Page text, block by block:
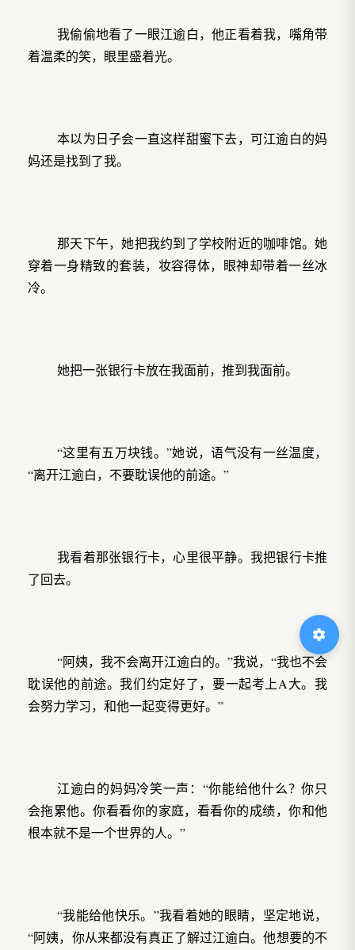
我偷偷地看了一眼江逾白，他正看着我，嘴角带
着温柔的笑，眼里盛着光。
本以为日子会一直这样甜蜜下去，可江逾白的妈
妈还是找到了我。
那天下午，她把我约到了学校附近的咖啡馆。她
穿着一身精致的套装，妆容得体，眼神却带着一丝冰
冷。
她把一张银行卡放在我面前，推到我面前。
“这里有五万块钱。”她说，语气没有一丝温度，
“离开江逾白，不要耽误他的前途。”
我看着那张银行卡，心里很平静。我把银行卡推
了回去。
“阿姨，我不会离开江逾白的。”我说，“我也不会
耽误他的前途。我们约定好了，要一起考上A大。我
会努力学习，和他一起变得更好。”
江逾白的妈妈冷笑一声：“你能给他什么？你只
会拖累他。你看看你的家庭，看看你的成绩，你和他
根本就不是一个世界的人。”
“我能给他快乐。”我看着她的眼睛，坚定地说，
“阿姨，你从来都没有真正了解过江逾白。他想要的不